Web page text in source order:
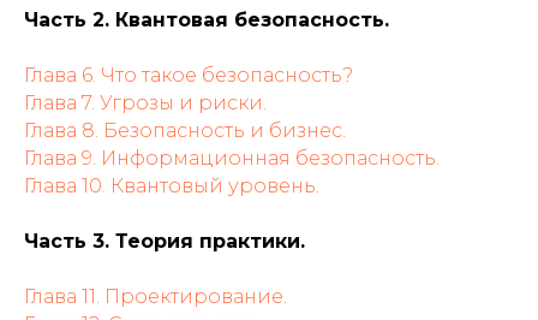
Часть 2. Квантовая безопасность.
Глава 6. Что такое безопасность?
Глава 7. Угрозы и риски.
Глава 8. Безопасность и бизнес.
Глава 9. Информационная безопасность.
Глава 10. Квантовый уровень.
Часть 3. Теория практики.
Глава 11. Проектирование.